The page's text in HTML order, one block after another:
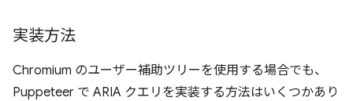
実装方法
Chromium のユーザー補助ツリーを使用する場合でも、
Puppeteer で ARIA クエリを実装する方法はいくつかあり